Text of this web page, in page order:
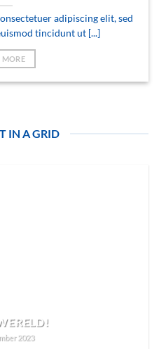
adipiscing elit, sed
tincidunt ut [...]
MORE
IN A GRID
2023